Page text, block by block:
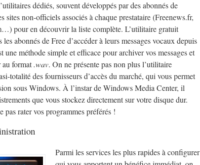
dédiés, souvent développés par des abonnés de
sites non-officiels associés à chaque prestataire (Freenews.fr,
pour en découvrir la liste complète. L’utilitaire gratuit
abonnés de Free d’accéder à leurs messages vocaux depuis
une méthode simple et efficace pour archiver vos messages et
au format.wav. On ne présente pas non plus l’utilitaire
totalité des fournisseurs d’accès du marché, qui vous permet
sous Windows. À l’instar de Windows Media Center, il
que vous stockez directement sur votre disque dur.
rater vos programmes préférés !
Parmi les services les plus rapides à configurer